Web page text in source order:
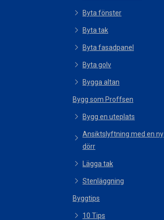
Byta fönster
Byta tak
Byta fasadpanel
Byta golv
Bygga altan
Bygg som Proffsen
Bygg en uteplats
Ansiktslyftning med en ny
dörr
Lägga tak
Stenläggning
Byggtips
10 Tips